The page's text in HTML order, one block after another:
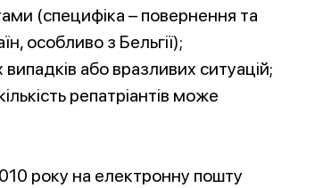
(специфіка – повернення та
особливо з Бельгії);
або вразливих ситуацій;
репатріантів може
року на електронну пошту